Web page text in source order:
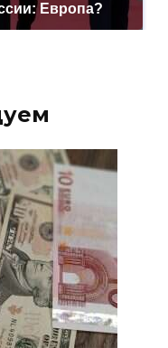
Европа?